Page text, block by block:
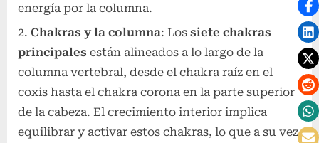
energía por la columna.
Chakras y la columna: Los siete chakras
principales están alineados a lo largo de la
columna vertebral, desde el chakra raíz en el
coxis hasta el chakra corona en la parte superior
de la cabeza. El crecimiento interior implica
equilibrar y activar estos chakras, lo que a su vez